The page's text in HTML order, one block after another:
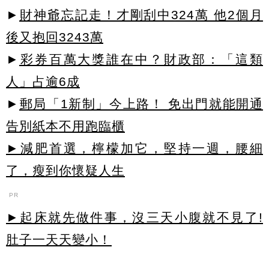
► 財神爺忘記走！才剛刮中324萬 他2個月
後又抱回3243萬
► 彩券百萬大獎誰在中？財政部：「這類
人」占逾6成
► 郵局「1新制」今上路！ 免出門就能開通
告別紙本不用跑臨櫃
►減肥首選，檸檬加它，堅持一週，腰細
了，瘦到你懷疑人生
PR
►起床就先做件事，沒三天小腹就不見了!
肚子一天天變小！